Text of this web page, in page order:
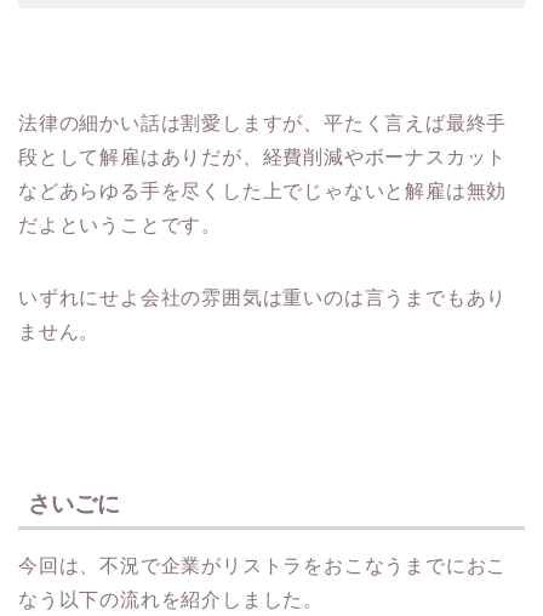
法律の細かい話は割愛しますが、平たく言えば最終手
段として解雇はありだが、経費削減やボーナスカット
などあらゆる手を尽くした上でじゃないと解雇は無効
だよということです。
いずれにせよ会社の雰囲気は重いのは言うまでもあり
ません。
さいごに
今回は、不況で企業がリストラをおこなうまでにおこ
なう以下の流れを紹介しました。